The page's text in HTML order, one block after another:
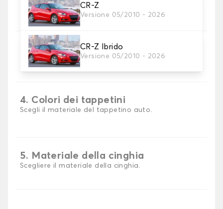
CR-Z
Versione 05/2010 - 2026
CR-Z Ibrido
Versione 05/2010 - 2026
2. Materiale
Scegli il materiale del tappetini auto
3. Set di tappetini
Selezionare il numero di tappetini per auto
necessari.
4. Colori dei tappetini
Scegli il materiale del tappetino auto.
5. Materiale della cinghia
Scegliere il materiale della cinghia.